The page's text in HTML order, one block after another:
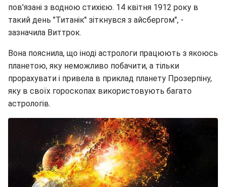
пов'язані з водною стихією. 14 квітня 1912 року в
такий день "Титанік" зіткнувся з айсбергом", -
зазначила Виттрок.
Вона пояснила, що іноді астрологи працюють з якоюсь
планетою, яку неможливо побачити, а тільки
прорахувати і привела в приклад планету Прозерпіну,
яку в своїх гороскопах використовують багато
астрологів.